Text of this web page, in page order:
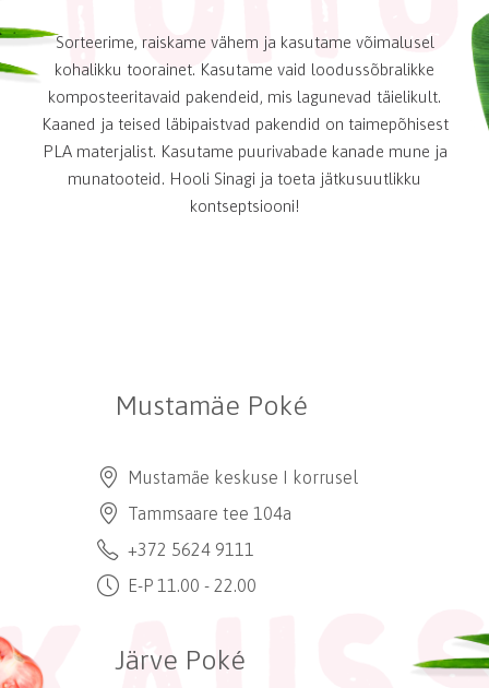
Sorteerime, raiskame vähem ja kasutame võimalusel
kohalikku toorainet. Kasutame vaid loodussõbralikke
komposteeritavaid pakendeid, mis lagunevad täielikult.
Kaaned ja teised läbipaistvad pakendid on taimepõhisest
PLA materjalist. Kasutame puurivabade kanade mune ja
munatooteid. Hooli Sinagi ja toeta jätkusuutlikku
kontseptsiooni!
Mustamäe Poké
Mustamäe keskuse I korrusel
Tammsaare tee 104a
+372 5624 9111
E-P 11.00 - 22.00
Järve Poké